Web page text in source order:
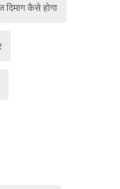
दिमाग कैसे होगा